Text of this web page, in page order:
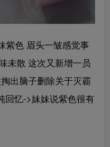
紫色 眉头一皱感觉事
未散 这次又新增一员
出脑子删除关于灭霸
回忆->妹妹说紫色很有